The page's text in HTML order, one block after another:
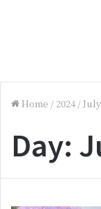
Home /2024 /July
Day: